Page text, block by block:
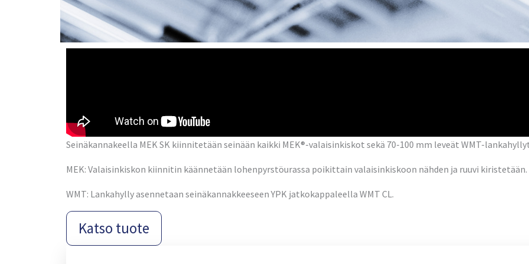
Seinäkannakeella MEK SK kiinnitetään seinään kaikki MEK®-valaisinkiskot sekä 70-100 mm leveät WMT-
MEK: Valaisinkiskon kiinnitin käännetään lohenpyrstöurassa poikittain valaisinkiskoon nähden ja ruuvi kiristetään.
WMT: Lankahylly asennetaan seinäkannakkeeseen YPK jatkokappaleella WMT CL.
Katso tuote